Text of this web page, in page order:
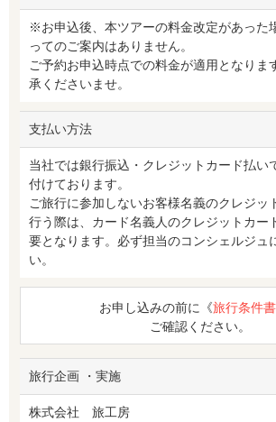
※お申込後、本ツアーの料金改定があった
ってのご案内はありません。
ご予約お申込時点での料金が適用となりま
承くださいませ。
支払い方法
当社では銀行振込・クレジットカード払い
付けております。
ご旅行に参加しないお客様名義のクレジッ
行う際は、カード名義人のクレジットカー
要となります。必ず担当のコンシェルジュ
い。
お申し込みの前に《旅行条件書
ご確認ください。
旅行企画 ・実施
株式会社 旅工房